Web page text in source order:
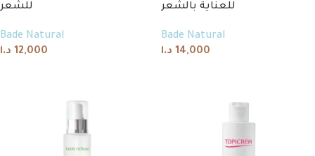
للشعر
Bade Natural
12,000 د.ا
للعناية بالشعر
Bade Natural
14,000 د.ا